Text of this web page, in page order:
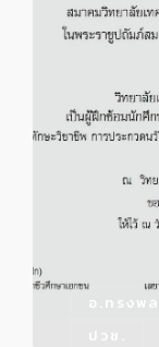
อ.ทรงพล
ปวช.